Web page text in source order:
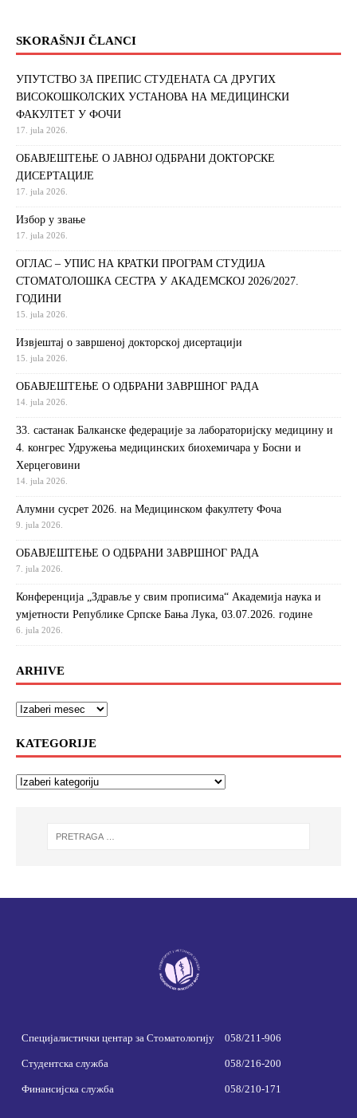
SKORAŠNJI ČLANCI
УПУТСТВО ЗА ПРЕПИС СТУДЕНАТА СА ДРУГИХ
ВИСОКОШКОЛСКИХ УСТАНОВА НА МЕДИЦИНСКИ
ФАКУЛТЕТ У ФОЧИ
17. jula 2026.
ОБАВЈЕШТЕЊЕ О ЈАВНОЈ ОДБРАНИ ДОКТОРСКЕ
ДИСЕРТАЦИЈЕ
17. jula 2026.
Избор у звање
17. jula 2026.
ОГЛАС – УПИС НА КРАТКИ ПРОГРАМ СТУДИЈА
СТОМАТОЛОШКА СЕСТРА У АКАДЕМСКОЈ 2026/2027.
ГОДИНИ
15. jula 2026.
Извjeштaj o зaвршeнoj дoктoрскoj дисeртaциjи
15. jula 2026.
ОБАВЈЕШТЕЊЕ О ОДБРАНИ ЗАВРШНОГ РАДА
14. jula 2026.
33. састанак Балканске федерације за лабораторијску медицину и
4. конгрес Удружења медицинских биохемичара у Босни и
Херцеговини
14. jula 2026.
Алумни сусрет 2026. на Медицинском факултету Фоча
9. jula 2026.
ОБАВЈЕШТЕЊЕ О ОДБРАНИ ЗАВРШНОГ РАДА
7. jula 2026.
Конференција „Здравље у свим прописима“ Академија наука и
умјетности Републике Српске Бања Лука, 03.07.2026. године
6. jula 2026.
ARHIVE
KATEGORIJE
Специјалистички центар за Стоматологију 058/211-906
Студентска служба 058/216-200
Финансијска служба 058/210-171